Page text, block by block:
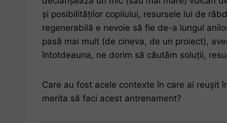
și posibilităților copilului, resursele lui de
regenerabilă e nevoie să fie de-a lungul
pasă mai mult (de cineva, de un proiect),
întotdeauna, ne dorim să căutăm soluții,
Care au fost acele contexte în care ai reușit
merita să faci acest antrenament?